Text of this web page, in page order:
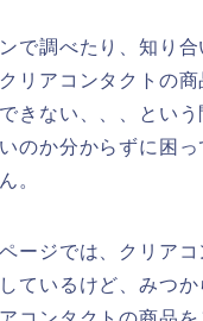
で調べたり、知り合
リアコンタクトの
きない、、、という
のか分からずに困っ
。
ージでは、クリア
ているけど、みつか